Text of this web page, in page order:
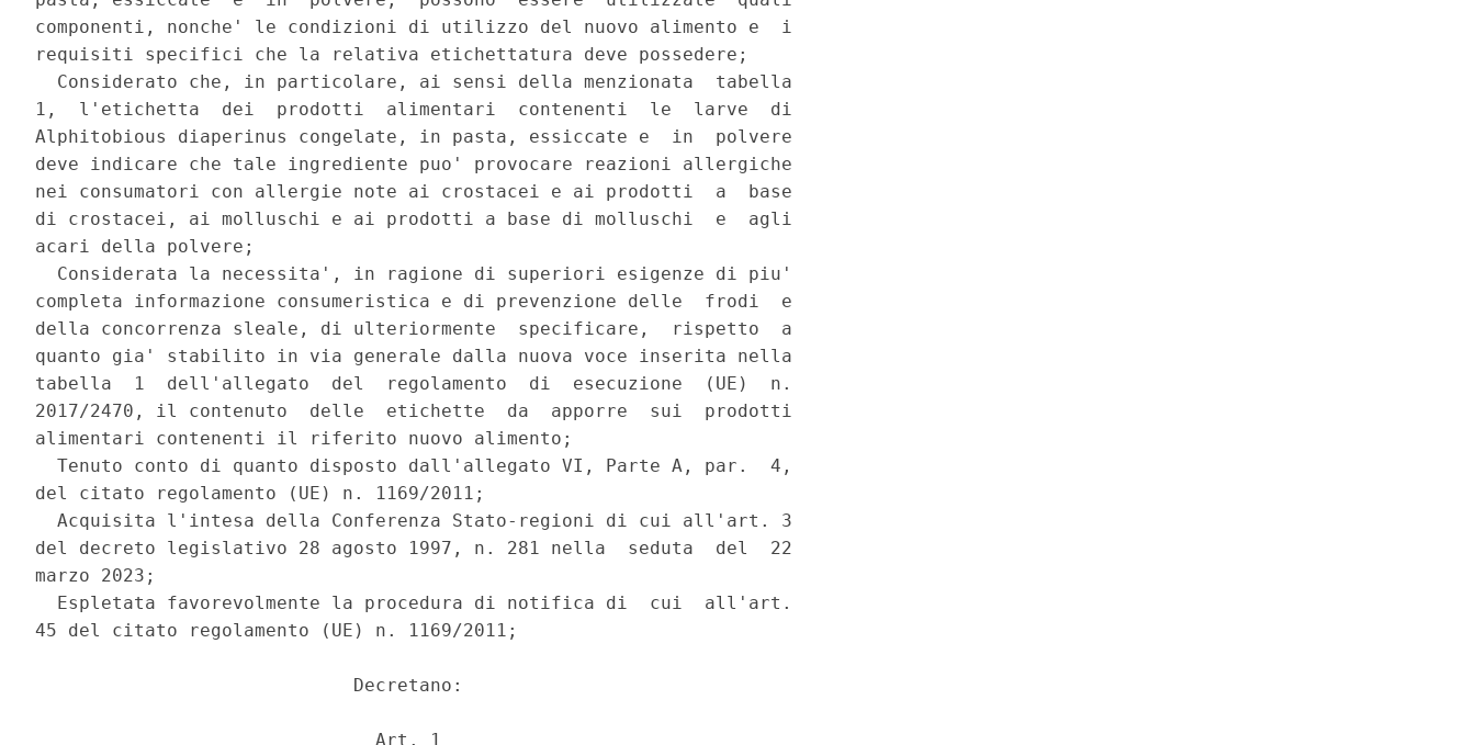
componenti, nonche' le condizioni di utilizzo del nuovo alimento e  i
requisiti specifici che la relativa etichettatura deve possedere;
  Considerato che, in particolare, ai sensi della menzionata  tabella
1,  l'etichetta  dei  prodotti  alimentari  contenenti  le  larve  di
Alphitobious diaperinus congelate, in pasta, essiccate e  in  polvere
deve indicare che tale ingrediente puo' provocare reazioni allergiche
nei consumatori con allergie note ai crostacei e ai prodotti  a  base
di crostacei, ai molluschi e ai prodotti a base di molluschi  e  agli
acari della polvere;
  Considerata la necessita', in ragione di superiori esigenze di piu'
completa informazione consumeristica e di prevenzione delle  frodi  e
della concorrenza sleale, di ulteriormente  specificare,  rispetto  a
quanto gia' stabilito in via generale dalla nuova voce inserita nella
tabella  1  dell'allegato  del  regolamento  di  esecuzione  (UE)  n.
2017/2470, il contenuto  delle  etichette  da  apporre  sui  prodotti
alimentari contenenti il riferito nuovo alimento;
  Tenuto conto di quanto disposto dall'allegato VI, Parte A, par.  4,
del citato regolamento (UE) n. 1169/2011;
  Acquisita l'intesa della Conferenza Stato-regioni di cui all'art. 3
del decreto legislativo 28 agosto 1997, n. 281 nella  seduta  del  22
marzo 2023;
  Espletata favorevolmente la procedura di notifica di  cui  all'art.
45 del citato regolamento (UE) n. 1169/2011;
                             Decretano:
                               Art. 1